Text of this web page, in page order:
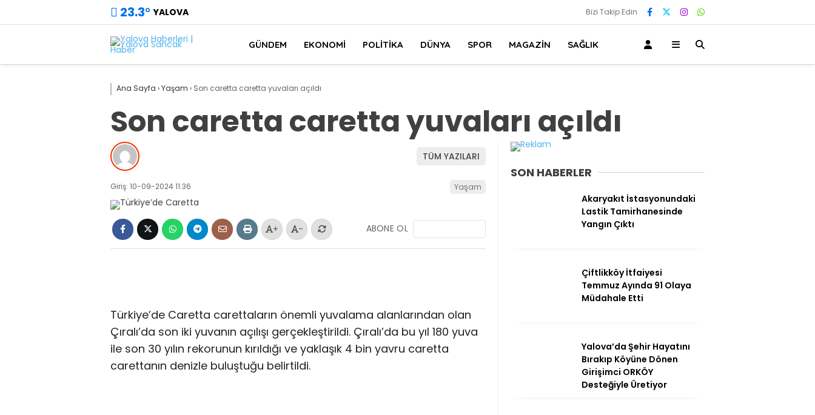
Ekonomi
Politika
23.3° YALOVA Bizi Takip Edin
GÜNDEM EKONOMI POLITIKA DÜNYA SPOR MAGAZIN SAĞLIK
Ana Sayfa ›Yaşam › Son caretta caretta yuvaları açıldı
Son caretta caretta yuvaları açıldı
TÜM YAZILARI
Giriş: 10-09-2024 11:36 Yaşam
+ - ABONE OL
Türkiye’de Caretta carettaların önemli yuvalama alanlarından olan
Çıralı’da son iki yuvanın açılışı gerçekleştirildi. Çıralı’da bu yıl 180 yuva
ile son 30 yılın rekorunun kırıldığı ve yaklaşık 4 bin yavru caretta
carettanın denizle buluştuğu belirtildi.
SON HABERLER
Akaryakıt İstasyonundaki
Lastik Tamirhanesinde
Yangın Çıktı
Çiftlikköy İtfaiyesi
Temmuz Ayında 91 Olaya
Müdahale Etti
Yalova’da Şehir Hayatını
Bırakıp Köyüne Dönen
Girişimci ORKÖY
Desteğiyle Üretiyor